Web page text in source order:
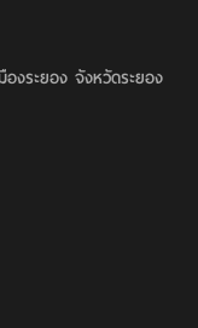
องระยอง จังหวัดระยอง